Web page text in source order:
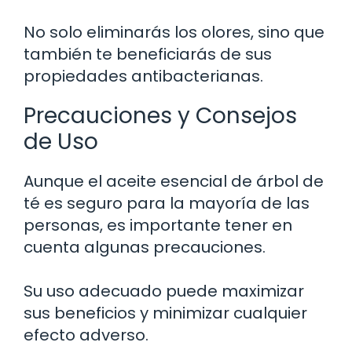
No solo eliminarás los olores, sino que
también te beneficiarás de sus
propiedades antibacterianas.
Precauciones y Consejos
de Uso
Aunque el aceite esencial de árbol de
té es seguro para la mayoría de las
personas, es importante tener en
cuenta algunas precauciones.
Su uso adecuado puede maximizar
sus beneficios y minimizar cualquier
efecto adverso.